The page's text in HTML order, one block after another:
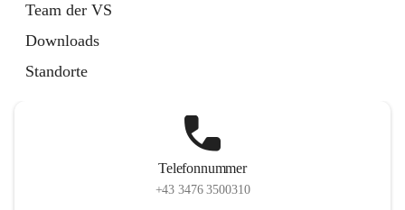
Team der VS
Downloads
Standorte
Telefonnummer
+43 3476 3500310